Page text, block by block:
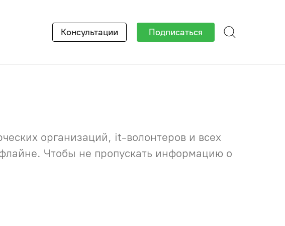
Консультации Подписаться
организаций, it-волонтеров и всех
Чтобы не пропускать информацию о